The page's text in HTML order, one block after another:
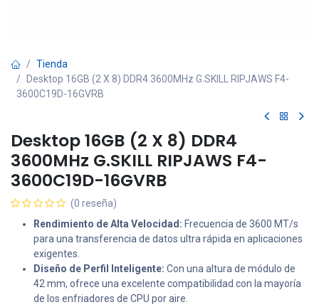
Tienda
Desktop 16GB (2 X 8) DDR4 3600MHz G.SKILL RIPJAWS F4-
3600C19D-16GVRB
Desktop 16GB (2 X 8) DDR4
3600MHz G.SKILL RIPJAWS F4-
3600C19D-16GVRB
(0 reseña)
Rendimiento de Alta Velocidad: Frecuencia de 3600 MT/s
para una transferencia de datos ultra rápida en aplicaciones
exigentes.
Diseño de Perfil Inteligente: Con una altura de módulo de
42 mm, ofrece una excelente compatibilidad con la mayoría
de los enfriadores de CPU por aire.